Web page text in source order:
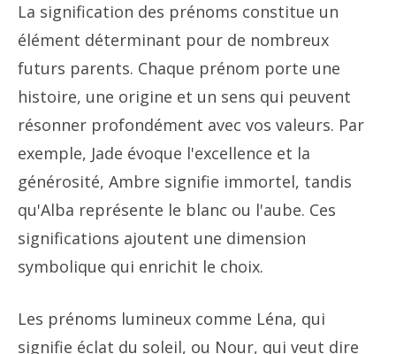
La signification des prénoms constitue un
élément déterminant pour de nombreux
futurs parents. Chaque prénom porte une
histoire, une origine et un sens qui peuvent
résonner profondément avec vos valeurs. Par
exemple, Jade évoque l'excellence et la
générosité, Ambre signifie immortel, tandis
qu'Alba représente le blanc ou l'aube. Ces
significations ajoutent une dimension
symbolique qui enrichit le choix.
Les prénoms lumineux comme Léna, qui
signifie éclat du soleil, ou Nour, qui veut dire